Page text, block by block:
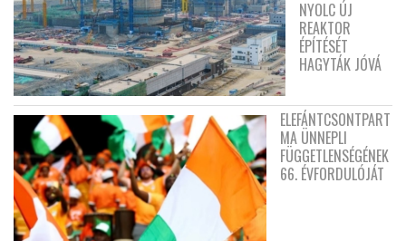
NYOLC ÚJ
REAKTOR
ÉPÍTÉSÉT
HAGYTÁK JÓVÁ
ELEFÁNTCSONTPART
MA ÜNNEPLI
FÜGGETLENSÉGÉNEK
66. ÉVFORDULÓJÁT